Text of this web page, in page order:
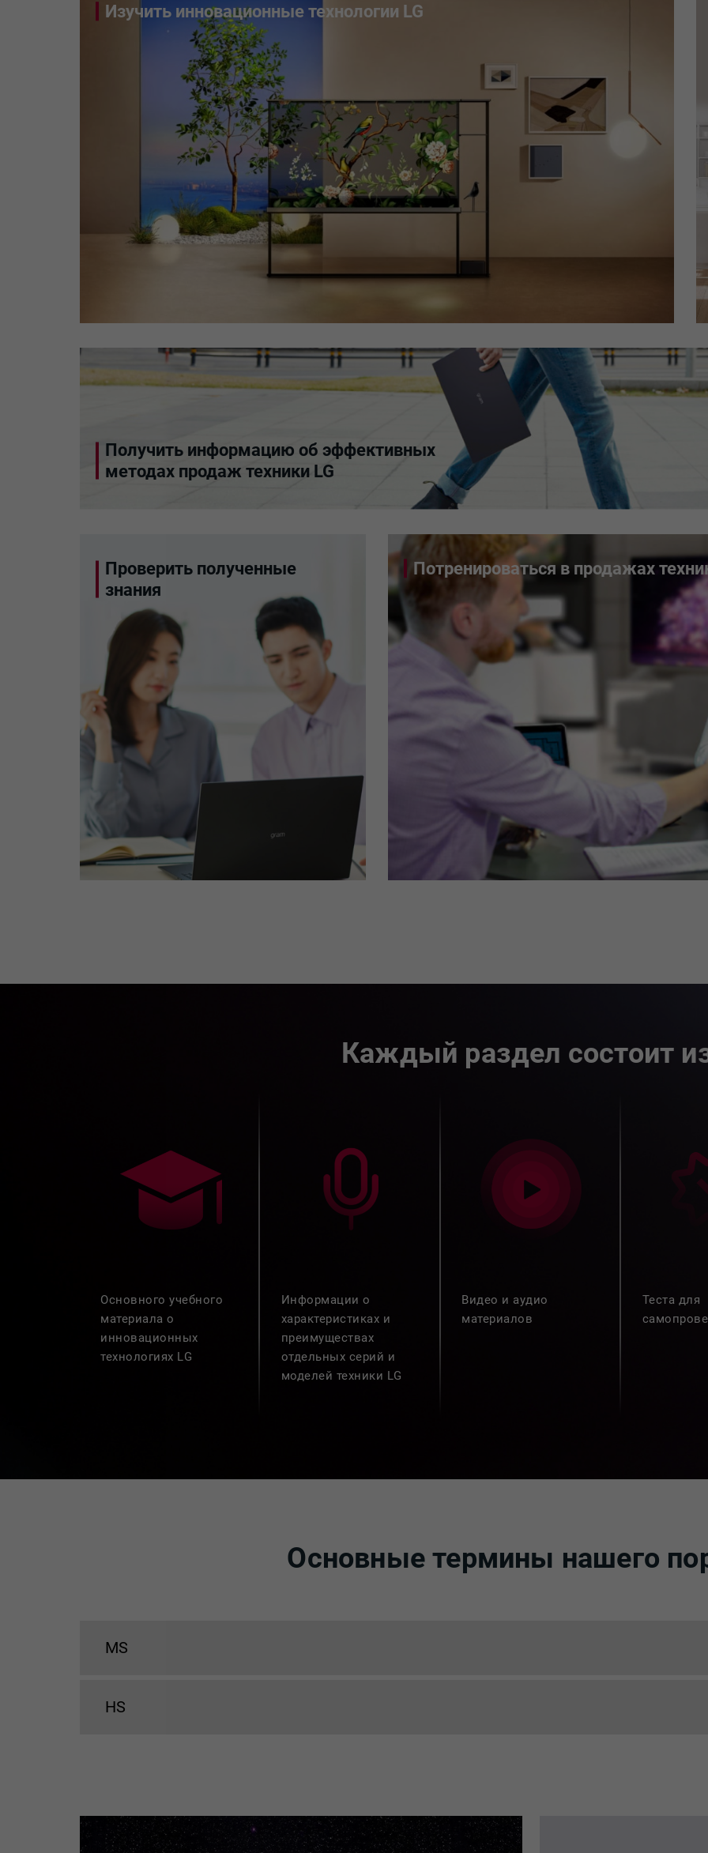
Изучить инновационные технологии LG
Получить информацию об эффективных
методах продаж техники LG
Проверить полученные
знания
Потренироваться в продажах
Каждый раздел состоит
Основного учебного
материала о
инновационных
технологиях LG
Информации о
характеристиках и
преимуществах
отдельных серий и
моделей техники LG
Видео и аудио
материалов
Теста для
Основные термины нашего
MS
HS